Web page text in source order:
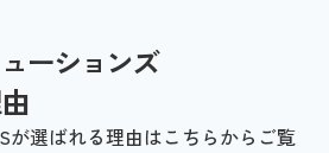
ーションズ
が選ばれる理由はこちらからご覧